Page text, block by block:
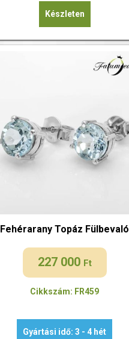
Készleten
Fehérarany Topáz Fülbevaló
227 000 Ft
Cikkszám: FR459
Gyártási idő: 3 - 4 hét